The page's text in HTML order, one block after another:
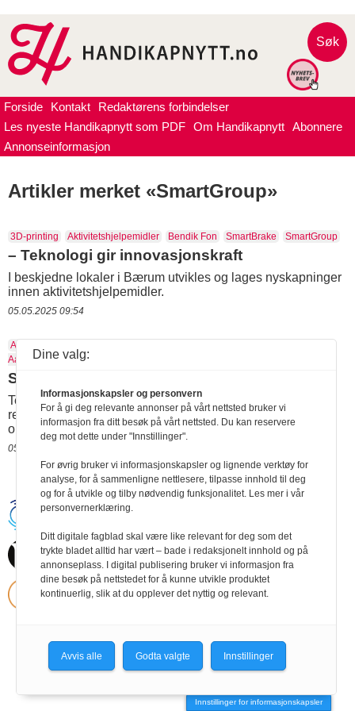
Søk
Forside Kontakt
Redaktørens forbindelser
Les nyeste Handikapnytt som PDF Om Handikapnytt Abonnere
Annonseinformasjon
Artikler merket «SmartGroup»
3D-printing Aktivitetshjelpemidler Bendik Fon SmartBrake SmartGroup
– Teknologi gir innovasjonskraft
I beskjedne lokaler i Bærum utvikles og lages nyskapninger
innen aktivitetshjelpemidler.
05.05.2025 09:54
Aktivitetshjelpemidler
Aasan
Selvhjulpen med 3D-printing
Teknologi som 3D-printing gjør det blant annet lettere å
reparere hjelpemidler på stedet, i påvente av nye
originaldeler.
05.05.2025 09:53
24102400 | E-post:
post@handikapnytt.no |Frontrunner
Publishing
Personvernerklæring
Innstillinger for informasjonskapsler
Dine valg:
Informasjonskapsler og personvern
For å gi deg relevante annonser på vårt nettsted bruker vi
informasjon fra ditt besøk på vårt nettsted. Du kan reservere
deg mot dette under "Innstillinger".
For øvrig bruker vi informasjonskapsler og lignende verktøy for
analyse, for å sammenligne nettlesere, tilpasse innhold til deg
og for å utvikle og tilby nødvendig funksjonalitet. Les mer i vår
personvernerklæring.
Ditt digitale fagblad skal være like relevant for deg som det
trykte bladet alltid har vært – bade i redaksjonelt innhold og på
annonseplass. I digital publisering bruker vi informasjon fra
dine besøk på nettstedet for å kunne utvikle produktet
kontinuerlig, slik at du opplever det nyttig og relevant.
Avvis alle Godta valgte Innstillinger